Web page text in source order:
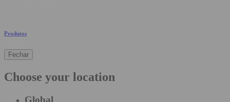
Produtos
Fechar
Choose your location
Global